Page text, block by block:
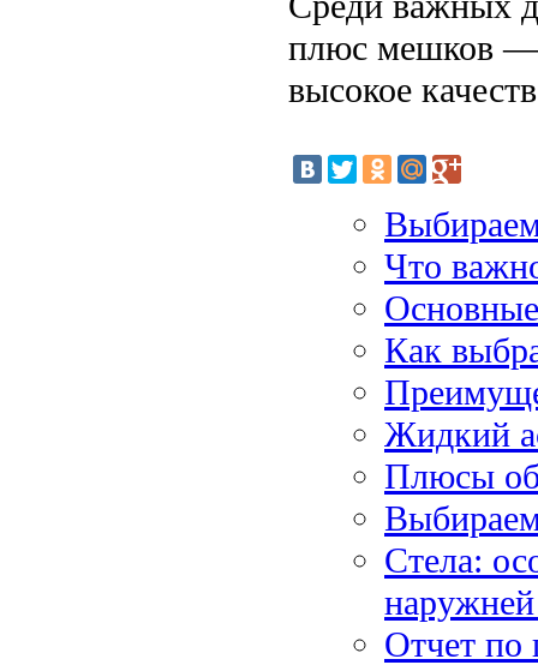
плюс мешков —
высокое
Что
Как
Жидкий
Плюсы
Стела:
Отчет по